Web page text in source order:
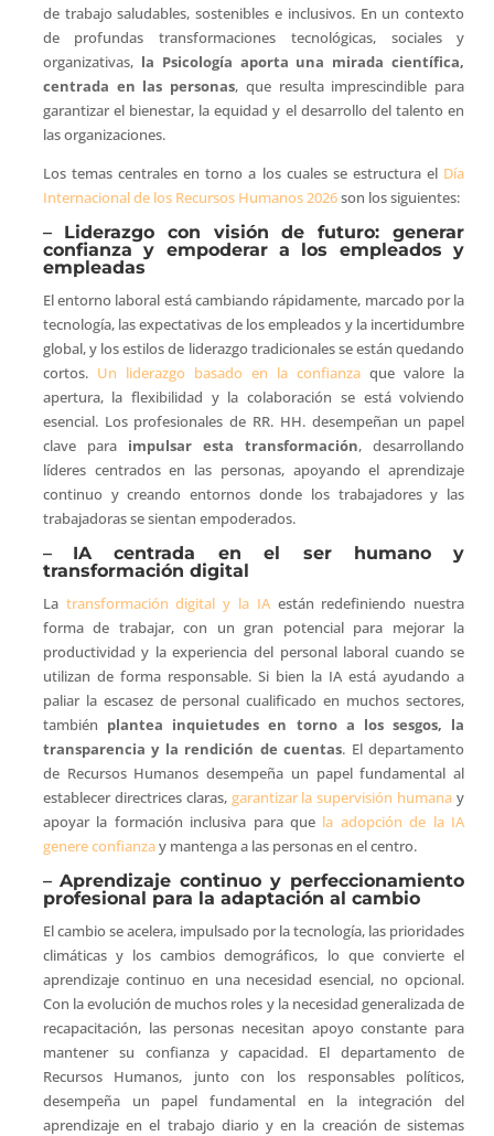
de trabajo saludables, sostenibles e inclusivos. En un contexto
de profundas transformaciones tecnológicas, sociales y
organizativas, la Psicología aporta una mirada científica,
centrada en las personas, que resulta imprescindible para
garantizar el bienestar, la equidad y el desarrollo del talento en
las organizaciones.
Los temas centrales en torno a los cuales se estructura el Día
Internacional de los Recursos Humanos 2026son los siguientes:
– Liderazgo con visión de futuro: generar
confianza y empoderar a los empleados y
empleadas
El entorno laboral está cambiando rápidamente, marcado por la
tecnología, las expectativas de los empleados y la incertidumbre
global, y los estilos de liderazgo tradicionales se están quedando
cortos. Un liderazgo basado en la confianza que valore la
apertura, la flexibilidad y la colaboración se está volviendo
esencial. Los profesionales de RR. HH. desempeñan un papel
clave para impulsar esta transformación, desarrollando
líderes centrados en las personas, apoyando el aprendizaje
continuo y creando entornos donde los trabajadores y las
trabajadoras se sientan empoderados.
– IA centrada en el ser humano y
transformación digital
La transformación digital y la IAestán redefiniendo nuestra
forma de trabajar, con un gran potencial para mejorar la
productividad y la experiencia del personal laboral cuando se
utilizan de forma responsable. Si bien la IA está ayudando a
paliar la escasez de personal cualificado en muchos sectores,
también plantea inquietudes en torno a los sesgos, la
transparencia y la rendición de cuentas. El departamento
de Recursos Humanos desempeña un papel fundamental al
establecer directrices claras, garantizar la supervisión humana y
apoyar la formación inclusiva para que la adopción de la IA
genere confianzay mantenga a las personas en el centro.
– Aprendizaje continuo y perfeccionamiento
profesional para la adaptación al cambio
El cambio se acelera, impulsado por la tecnología, las prioridades
climáticas y los cambios demográficos, lo que convierte el
aprendizaje continuo en una necesidad esencial, no opcional.
Con la evolución de muchos roles y la necesidad generalizada de
recapacitación, las personas necesitan apoyo constante para
mantener su confianza y capacidad. El departamento de
Recursos Humanos, junto con los responsables políticos,
desempeña un papel fundamental en la integración del
aprendizaje en el trabajo diario y en la creación de sistemas